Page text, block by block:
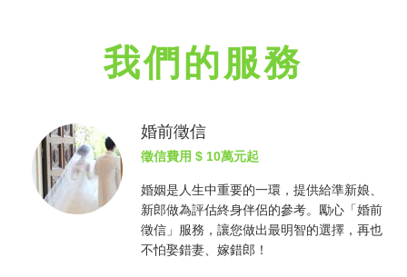
我們的服務
婚前徵信
徵信費用 $ 10萬元起
婚姻是人生中重要的一環，提供給準新娘、
新郎做為評估終身伴侶的參考。勵心「婚前
徵信 」服務，讓您做出最明智的選擇，再也
不怕娶錯妻、嫁錯郎！